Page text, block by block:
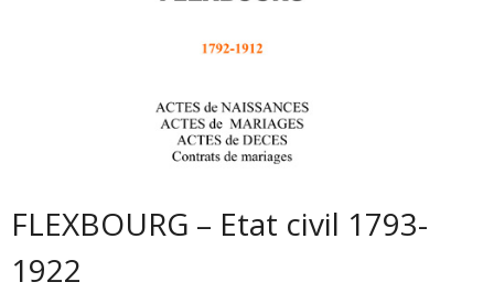
FLEXBOURG – Etat civil 1793-
1922